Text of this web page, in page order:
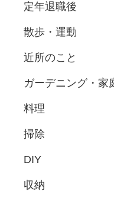
定年退職後
散歩・運動
近所のこと
ガーデニング・家
料理
掃除
DIY
収納